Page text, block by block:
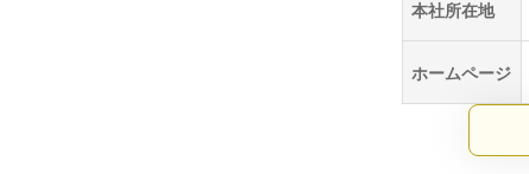
本社所在地
ホームページ